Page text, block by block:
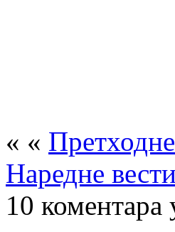
« «
Наредне
10 коментара